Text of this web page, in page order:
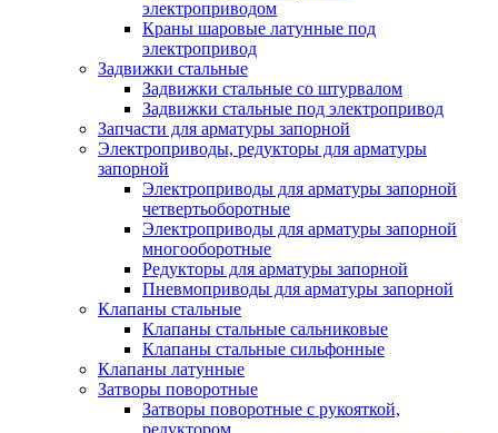
электроприводом
Краны шаровые латунные под
электропривод
Задвижки стальные
Задвижки стальные со штурвалом
Задвижки стальные под электропривод
Запчасти для арматуры запорной
Электроприводы, редукторы для арматуры
запорной
Электроприводы для арматуры запорной
четвертьоборотные
Электроприводы для арматуры запорной
многооборотные
Редукторы для арматуры запорной
Пневмоприводы для арматуры запорной
Клапаны стальные
Клапаны стальные сальниковые
Клапаны стальные сильфонные
Клапаны латунные
Затворы поворотные
Затворы поворотные с рукояткой,
редуктором